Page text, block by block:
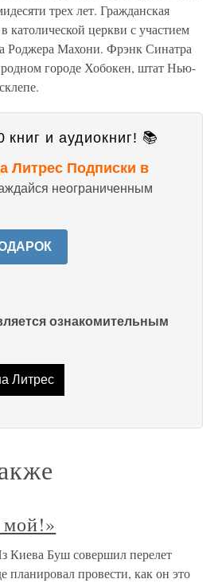
трех лет. Гражданская
католической церкви с участием
Роджера Махони. Фрэнк Синатра
городе Хобокен, штат Нью-
и аудиокниг! 📚
Литрес Подписки в
неограниченным
ознакомительным
Литрес
мой!»
Киева Буш совершил перелет
планировал провести, как он это